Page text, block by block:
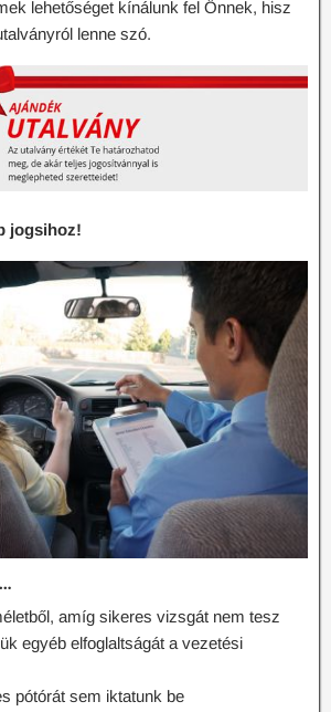
lehetőséget kínálunk fel Önnek, hisz
lenne szó.
jogsihoz!
amíg sikeres vizsgát nem tesz
egyéb elfoglaltságát a vezetési
pótórát sem iktatunk be